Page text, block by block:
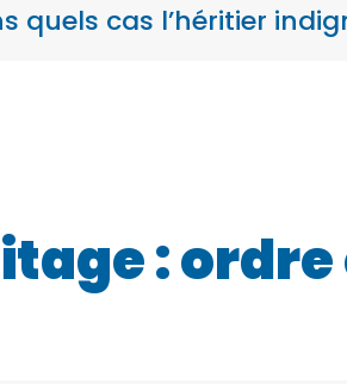
quels cas l’héritier
: